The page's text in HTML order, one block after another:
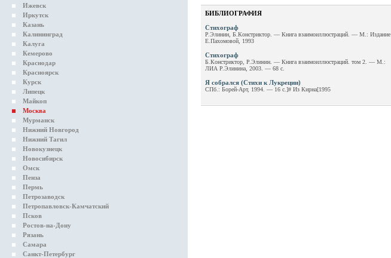
Ижевск
Иркутск
Казань
Калининград
Калуга
Кемерово
Краснодар
Красноярск
Курск
Липецк
Майкоп
Москва
Мурманск
Нижний Новгород
Нижний Тагил
Новокузнецк
Новосибирск
Омск
Пенза
Пермь
Петрозаводск
Петропавловск-Камчатский
Псков
Ростов-на-Дону
Рязань
Самара
Санкт-Петербург
БИБЛИОГРАФИЯ
Стихограф
Р.Элинин, Б.Констриктор. — Книга взаимоиллюстраций. — М.: Издание
Е.Пахомовой, 1993
Стихограф
Б.Констриктор, Р.Элинин. — Книга взаимоиллюстраций. том 2. — М.:
ЛИА Р.Элинина, 2003. — 68 с.
Я собрался (Стихи к Лукреции)
СПб.: Борей-Арт, 1994. — 16 с.]# Из Кирна[1995